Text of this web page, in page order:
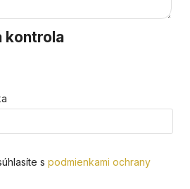
kontrola
s podmienkami ochrany